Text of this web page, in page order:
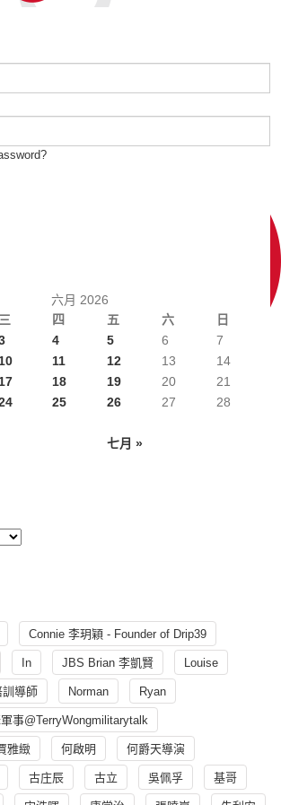
六月 2026
三 四 五 六 日
七月 »
4 5 6
7
10 11 12 13
14
17 18 19 20
21
25 26 27
28
Connie 李玥穎 - Founder of Drip39
In JBS Brian 李凱賢 Louise
導師 Norman Ryan
事@TerryWongmilitarytalk
雅緻 何啟明 何爵天導演
古庄辰 古立 吳佩孚 基哥